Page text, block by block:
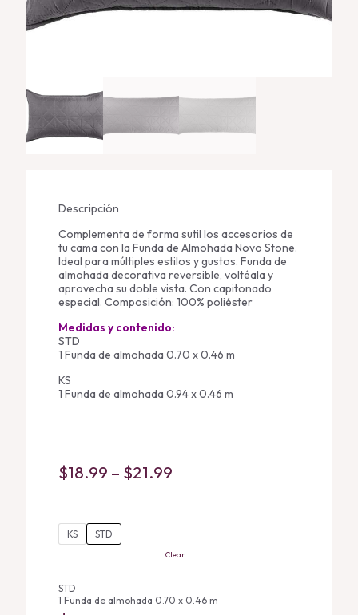
Descripción
Complementa de forma sutil los accesorios de
tu cama con la Funda de Almohada Novo Stone.
Ideal para múltiples estilos y gustos. Funda de
almohada decorativa reversible, voltéala y
aprovecha su doble vista. Con capitonado
especial. Composición: 100% poliéster
Medidas y contenido:
STD
1 Funda de almohada 0.70 x 0.46 m
KS
1 Funda de almohada 0.94 x 0.46 m
$18.99 – $21.99
$21.99
KS STD
Clear
STD
1 Funda de almohada 0.70 x 0.46 m